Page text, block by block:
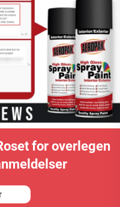
for overlegen